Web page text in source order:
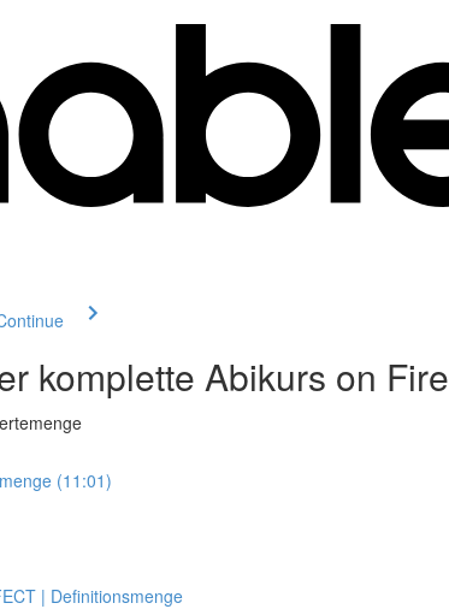
komplette Abikurs on Fire
(11:01)
| Definitionsmenge